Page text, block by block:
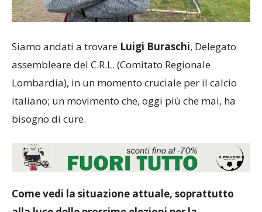
Siamo andati a trovare Luigi Buraschi, Delegato
assembleare del C.R.L. (Comitato Regionale
Lombardia), in un momento cruciale per il calcio
italiano; un movimento che, oggi più che mai, ha
bisogno di cure.
Come vedi la situazione attuale, soprattutto